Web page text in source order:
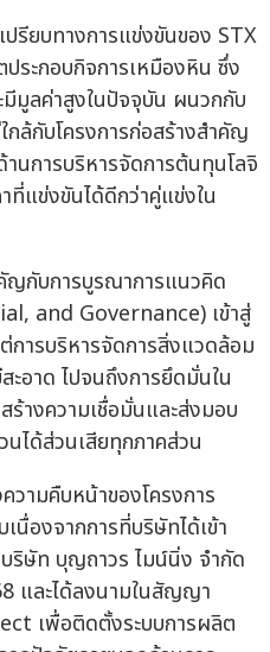
รียบทางการแข่งขันของ STX
ระกอบกิจการเหมืองหิน ซึ่ง
มูลค่าสูงในปัจจุบัน ผนวกกับ
ล้กับโครงการก่อสร้างสำคัญ
นการบริหารจัดการต้นทุนโลจิ
ที่แข่งขันได้ดีกว่าคู่แข่งใน
ญกับการบูรณาการแนวคิด
and Governance) เข้าสู่
การบริหารจัดการสิ่งแวดล้อม
ะอาด ไปจนถึงการยึดมั่นใน
ร้างความเชื่อมั่นและส่งมอบ
ได้ส่วนเสียทุกภาคส่วน
ามคืบหน้าของโครงการ
นื่องจากการที่บริษัทได้เข้า
ษัท บุญถาวร ไมน์นิ่ง จำกัด
และได้ลงนามในสัญญา
เพื่อติดตั้งระบบการผลิต